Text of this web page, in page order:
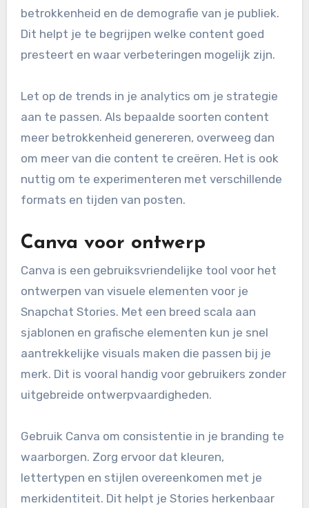
betrokkenheid en de demografie van je publiek.
Dit helpt je te begrijpen welke content goed
presteert en waar verbeteringen mogelijk zijn.
Let op de trends in je analytics om je strategie
aan te passen. Als bepaalde soorten content
meer betrokkenheid genereren, overweeg dan
om meer van die content te creëren. Het is ook
nuttig om te experimenteren met verschillende
formats en tijden van posten.
Canva voor ontwerp
Canva is een gebruiksvriendelijke tool voor het
ontwerpen van visuele elementen voor je
Snapchat Stories. Met een breed scala aan
sjablonen en grafische elementen kun je snel
aantrekkelijke visuals maken die passen bij je
merk. Dit is vooral handig voor gebruikers zonder
uitgebreide ontwerpvaardigheden.
Gebruik Canva om consistentie in je branding te
waarborgen. Zorg ervoor dat kleuren,
lettertypen en stijlen overeenkomen met je
merkidentiteit. Dit helpt je Stories herkenbaar